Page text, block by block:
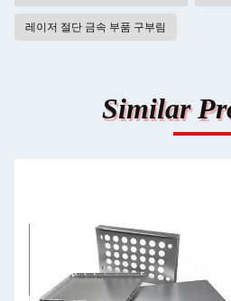
레이저 절단 금속 부품 구부림
Similar